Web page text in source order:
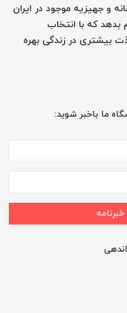
و جهیزیه موجود در ایران
بدهد که با انتخاب
بیشتری در زندگی بهره
ما باخبر شوید: